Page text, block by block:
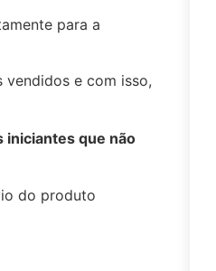
para a
e com isso,
iniciantes que não
do produto